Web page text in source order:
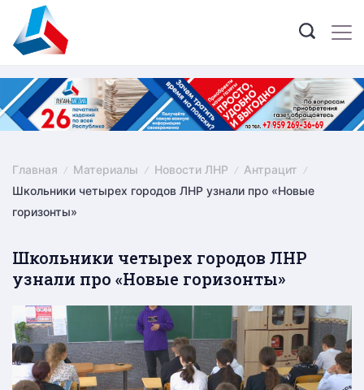
content
Главная Материалы Новости ЛНР
Антрацит
Школьники четырех городов ЛНР узнали про «Новые
горизонты»
Школьники четырех городов ЛНР
узнали про «Новые горизонты»